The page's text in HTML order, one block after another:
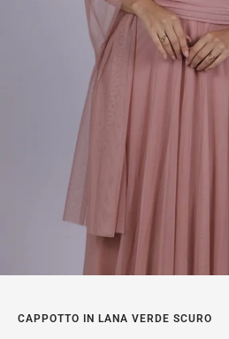
CAPPOTTO IN LANA VERDE SCURO